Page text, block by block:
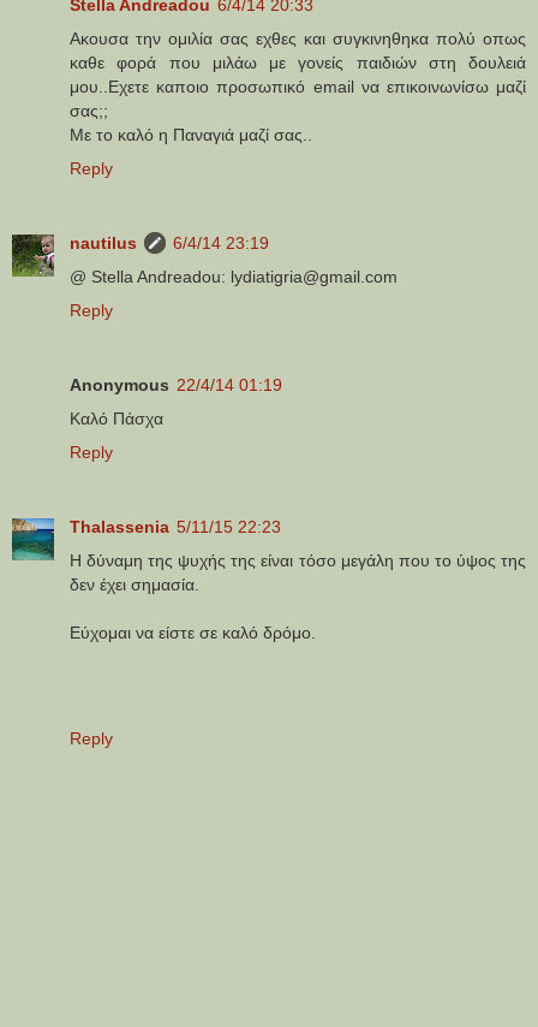
Stella Andreadou 6/4/14 20:33
Ακουσα την ομιλία σας εχθες και συγκινηθηκα πολύ οπως
καθε φορά που μιλάω με γονείς παιδιών στη δουλειά
μου..Εχετε καποιο προσωπικό email να επικοινωνίσω μαζί
σας;;
Με το καλό η Παναγιά μαζί σας..
Reply
nautilus
6/4/14 23:19
@ Stella Andreadou: lydiatigria@gmail.com
Reply
Anonymous 22/4/14 01:19
Καλό Πάσχα
Reply
Thalassenia 5/11/15 22:23
Η δύναμη της ψυχής της είναι τόσο μεγάλη που το ύψος της
δεν έχει σημασία.
Εύχομαι να είστε σε καλό δρόμο.
Reply